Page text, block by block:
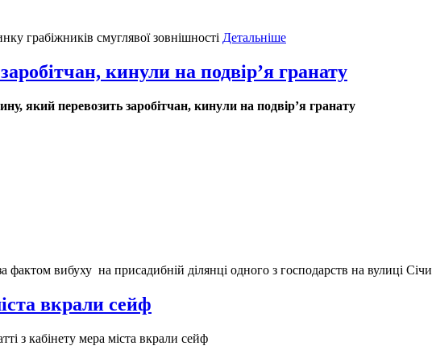
грабіжників смуглявої зовнішності Детальніше
кинули на подвір’я гранату
який перевозить заробітчан, кинули на подвір’я гранату
вибуху на присадибній ділянці одного з господарств на вулиці
вкрали сейф
з кабінету мера міста вкрали сейф